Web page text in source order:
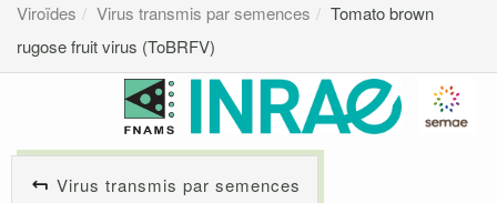
Viroïdes
Virus transmis par semences
Tomato brown
rugose fruit virus (ToBRFV)
Virus transmis par semences